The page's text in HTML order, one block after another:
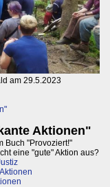
am 29.5.2023
Aktionen"
Buch "Provoziert!"
eine "gute" Aktion aus?